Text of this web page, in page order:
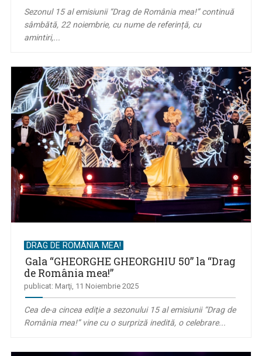
Sezonul 15 al emisiunii “Drag de România mea!” continuă
sâmbătă, 22 noiembrie, cu nume de referință, cu
amintiri,...
DRAG DE ROMÂNIA MEA!
Gala “GHEORGHE GHEORGHIU 50” la “Drag
de România mea!”
publicat: Marţi, 11 Noiembrie 2025
Cea de-a cincea ediţie a sezonului 15 al emisiunii “Drag de
România mea!” vine cu o surpriză inedită, o celebrare...